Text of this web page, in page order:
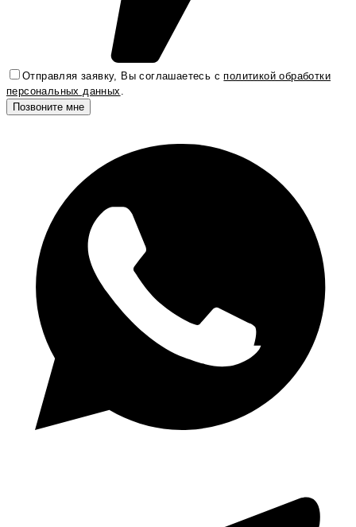
Отправляя заявку, Вы соглашаетесь сполитикой обработки
персональных данных.